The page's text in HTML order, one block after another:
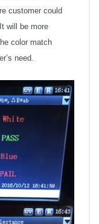
customer could
will be more
color match
need.